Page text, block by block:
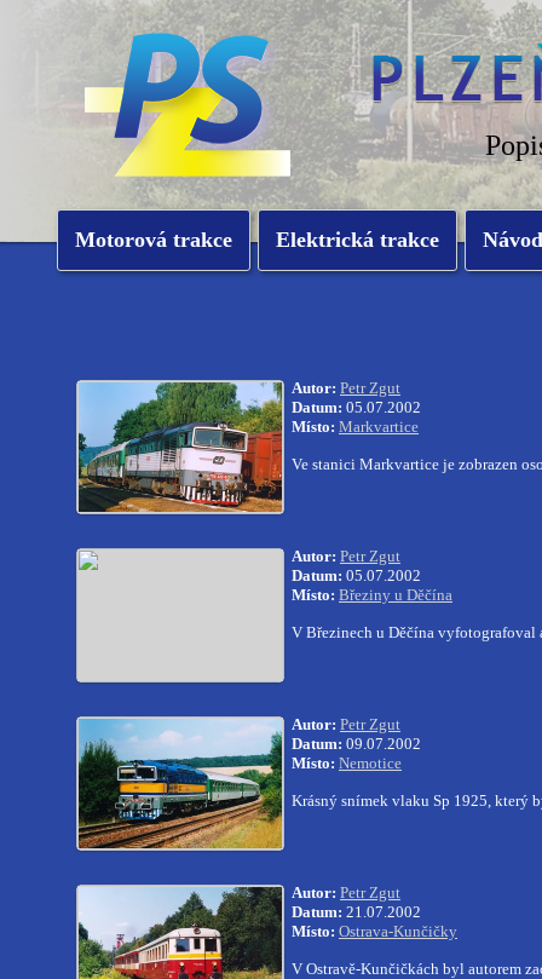
Motorová trakce Elektrická trakce
Autor: Petr Zgut
Datum: 05.07.2002
Místo: Markvartice
Ve stanici Markvartice je zobrazen
Autor: Petr Zgut
Datum: 05.07.2002
Místo: Březiny u Děčína
V Březinech u Děčína
Autor: Petr Zgut
Datum: 09.07.2002
Místo: Nemotice
Krásný snímek vlaku Sp 1925, který
Autor: Petr Zgut
Datum: 21.07.2002
Místo: Ostrava-Kunčičky
V Ostravě-Kunčičkách byl autorem